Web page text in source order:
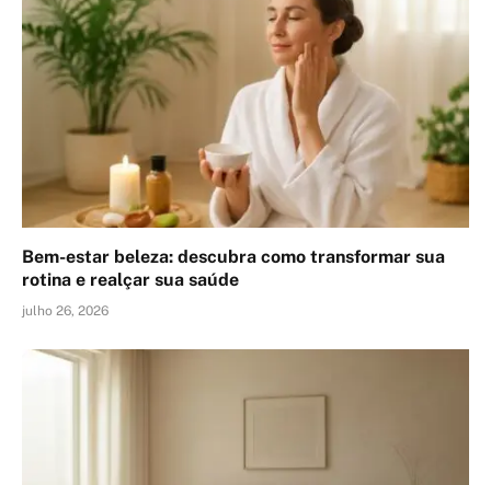
Bem-estar beleza: descubra como transformar sua
rotina e realçar sua saúde
julho 26, 2026